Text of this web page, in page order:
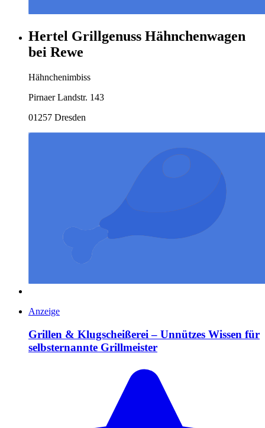
Hertel Grillgenuss Hähnchenwagen
bei Rewe
Hähnchenimbiss
Pirnaer Landstr. 143
01257 Dresden
Anzeige
Grillen & Klugscheißerei – Unnützes Wissen für
selbsternannte Grillmeister